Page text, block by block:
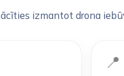
izmantot drona
📍